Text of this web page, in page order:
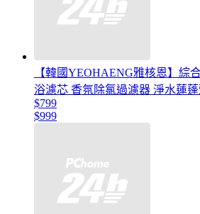
【韓國YEOHAENG雅核恩】綜
浴濾芯 香氛除氯過濾器 淨水蓮
$799
$999